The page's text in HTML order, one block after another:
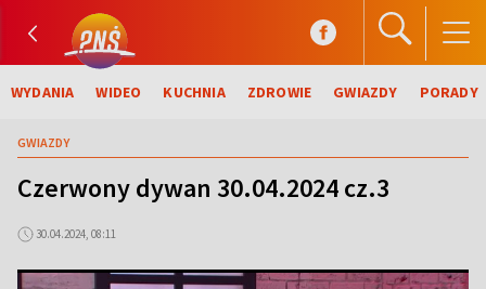
WYDANIA WIDEO KUCHNIA ZDROWIE GWIAZDY PORADY
GWIAZDY
Czerwony dywan 30.04.2024 cz.3
30.04.2024, 08:11